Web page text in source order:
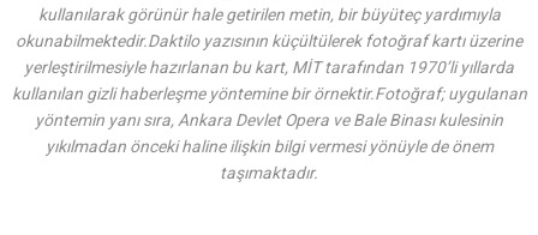
kullanılarak görünür hale getirilen metin, bir büyüteç yardımıyla
okunabilmektedir.Daktilo yazısının küçültülerek fotoğraf kartı üzerine
yerleştirilmesiyle hazırlanan bu kart, MİT tarafından 1970’li yıllarda
kullanılan gizli haberleşme yöntemine bir örnektir.Fotoğraf; uygulanan
yöntemin yanı sıra, Ankara Devlet Opera ve Bale Binası kulesinin
yıkılmadan önceki haline ilişkin bilgi vermesi yönüyle de önem
taşımaktadır.